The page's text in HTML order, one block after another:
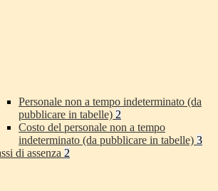
Personale non a tempo indeterminato (da
pubblicare in tabelle) 2
Costo del personale non a tempo
indeterminato (da pubblicare in tabelle) 3
di assenza 2